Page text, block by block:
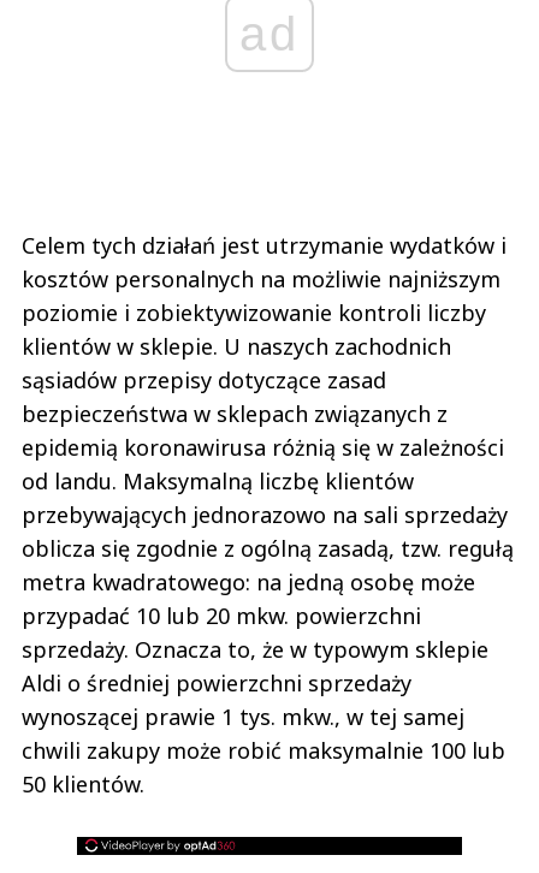
ad
Celem tych działań jest utrzymanie wydatków i
kosztów personalnych na możliwie najniższym
poziomie i zobiektywizowanie kontroli liczby
klientów w sklepie. U naszych zachodnich
sąsiadów przepisy dotyczące zasad
bezpieczeństwa w sklepach związanych z
epidemią koronawirusa różnią się w zależności
od landu. Maksymalną liczbę klientów
przebywających jednorazowo na sali sprzedaży
oblicza się zgodnie z ogólną zasadą, tzw. regułą
metra kwadratowego: na jedną osobę może
przypadać 10 lub 20 mkw. powierzchni
sprzedaży. Oznacza to, że w typowym sklepie
Aldi o średniej powierzchni sprzedaży
wynoszącej prawie 1 tys. mkw., w tej samej
chwili zakupy może robić maksymalnie 100 lub
50 klientów.